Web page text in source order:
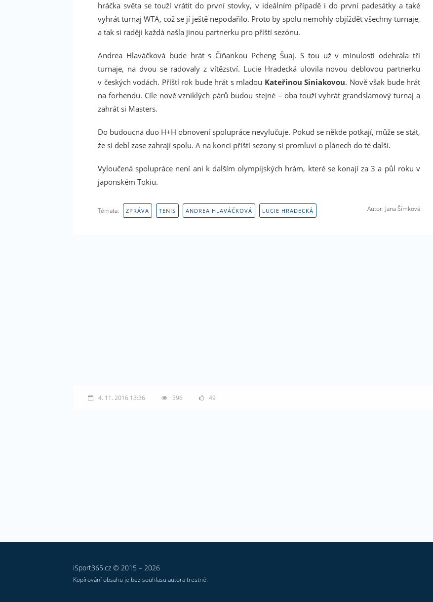
hráčka světa se touží vrátit do první stovky, v ideálním případě i do první padesátky a také
vyhrát turnaj WTA, což se jí ještě nepodařilo. Proto by spolu nemohly objíždět všechny turnaje,
a tak si raději každá našla jinou partnerku pro příští sezónu.
Andrea Hlaváčková bude hrát s Číňankou Pcheng Šuaj. S tou už v minulosti odehrála tři
turnaje, na dvou se radovaly z vítězství. Lucie Hradecká ulovila novou deblovou partnerku
v českých vodách. Příští rok bude hrát s mladou Kateřinou Siniakovou. Nově však bude hrát
na forhendu. Cíle nově vzniklých párů budou stejné – oba touží vyhrát grandslamový turnaj a
zahrát si Masters.
Do budoucna duo H+H obnovení spolupráce nevylučuje. Pokud se někde potkají, může se stát,
že si debl zase zahrají spolu. A na konci příští sezony si promluví o plánech do té další.
Vyloučená spolupráce není ani k dalším olympijských hrám, které se konají za 3 a půl roku v
japonském Tokiu.
Autor: Jana Šimková
Témata: ZPRÁVA TENIS ANDREA HLAVÁČKOVÁ LUCIE HRADECKÁ
4. 11. 2016 13:36 396 49
iSport365.cz © 2015 – 2026
Kopírování obsahu je bez souhlasu autora trestné.
Facebook
Máte rádi sport? Líbí se Vám náš magazín?
Podpořte nás i na Facebooku. Dejte nám like!
Děkujeme